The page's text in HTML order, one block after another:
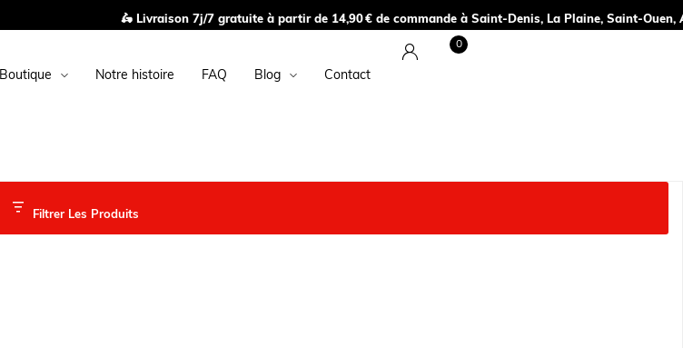
🛵 Livraison 7j/7 gratuite à partir de 14,90 € de commande à Saint-Denis, La Plaine, Saint-Ouen, Aubervilliers, Paris
Boutique Notre histoire FAQ Blog Contact
0
Filtrer Les Produits